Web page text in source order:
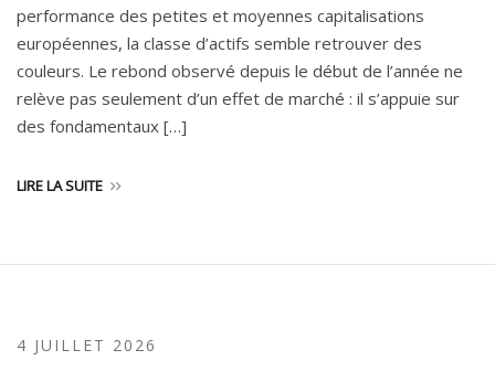
performance des petites et moyennes capitalisations
européennes, la classe d’actifs semble retrouver des
couleurs. Le rebond observé depuis le début de l’année ne
relève pas seulement d’un effet de marché : il s’appuie sur
des fondamentaux […]
LIRE LA SUITE
4 JUILLET 2026